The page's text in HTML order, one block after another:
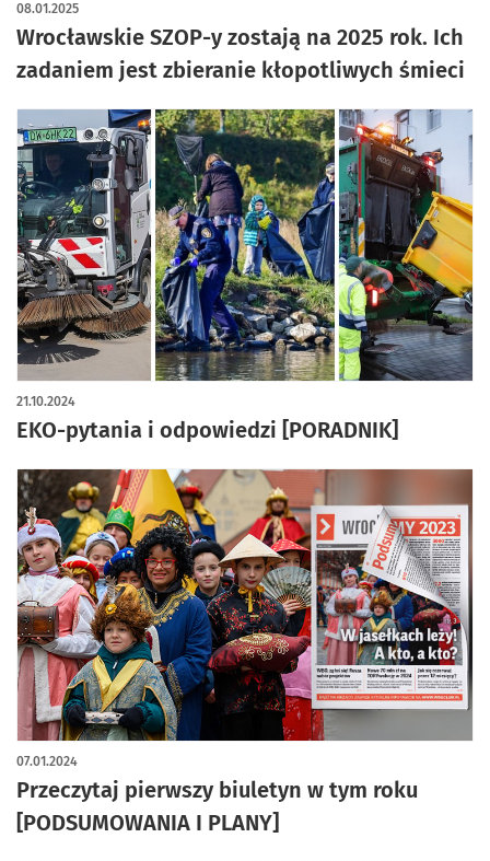
Wrocławskie SZOP-y zostają na 2025 rok. Ich
zadaniem jest zbieranie kłopotliwych śmieci
08.01.2025
EKO-pytania i odpowiedzi [PORADNIK]
21.10.2024
Przeczytaj pierwszy biuletyn w tym roku
[PODSUMOWANIA I PLANY]
07.01.2024